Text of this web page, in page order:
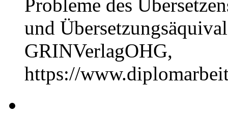
Probleme des
und
GRINVerlagOHG,
https://